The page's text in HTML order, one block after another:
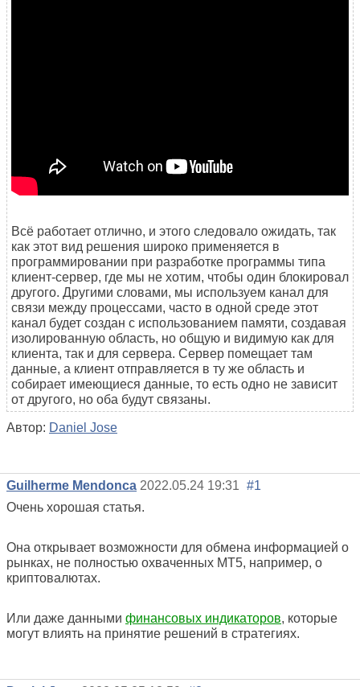
Всё работает отлично, и этого следовало ожидать, так
как этот вид решения широко применяется в
программировании при разработке программы типа
клиент-сервер, где мы не хотим, чтобы один блокировал
другого. Другими словами, мы используем канал для
связи между процессами, часто в одной среде этот
канал будет создан с использованием памяти, создавая
изолированную область, но общую и видимую как для
клиента, так и для сервера. Сервер помещает там
данные, а клиент отправляется в ту же область и
собирает имеющиеся данные, то есть одно не зависит
от другого, но оба будут связаны.
Автор: Daniel Jose
Guilherme Mendonca 2022.05.24 19:31 #1
Очень хорошая статья.
Она открывает возможности для обмена информацией о
рынках, не полностью охваченных MT5, например, о
криптовалютах.
Или даже данными финансовых индикаторов, которые
могут влиять на принятие решений в стратегиях.